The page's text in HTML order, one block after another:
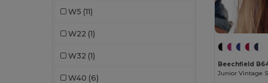
W5 (11)
W22 (1)
W32 (1)
W40 (6)
Beechfield
Junior Vintage